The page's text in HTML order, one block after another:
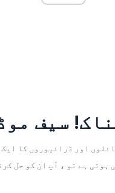
اور ڈرائیوروں کا ایک
ہوتی ہے تو ، آپ ان کو حل